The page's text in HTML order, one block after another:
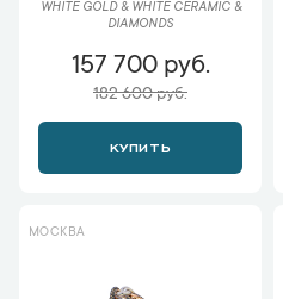
WHITE GOLD & WHITE CERAMIC &
DIAMONDS
157 700 руб.
182 600 руб.
КУПИТЬ
МОСКВА